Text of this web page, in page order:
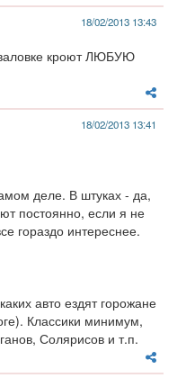
18/02/2013 13:43
кроют ЛЮБУЮ
18/02/2013 13:41
деле. В штуках - да,
постоянно, если я не
гораздо интереснее.
авто ездят горожане
Классики минимум,
Солярисов и т.п.